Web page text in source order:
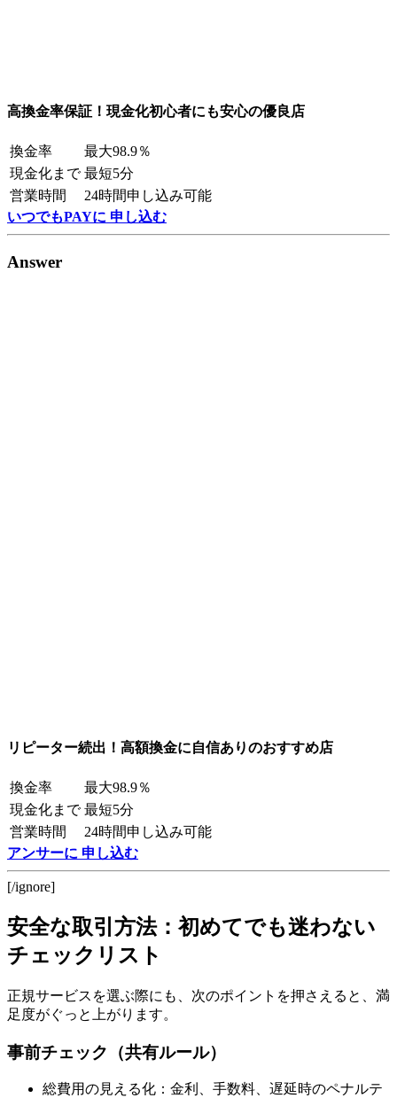
高換金率保証！現金化初心者にも安心の優良店
換金率
最大98.9％
現金化まで 最短5分
営業時間
24時間申し込み可能
いつでもPAYに 申し込む
Answer
リピーター続出！高額換金に自信ありのおすすめ店
換金率
最大98.9％
現金化まで 最短5分
営業時間
24時間申し込み可能
アンサーに 申し込む
[/ignore]
安全な取引方法：初めてでも迷わない
チェックリスト
正規サービスを選ぶ際にも、次のポイントを押さえると、満
足度がぐっと上がります。
事前チェック（共有ルール）
総費用の見える化：金利、手数料、遅延時のペナルテ